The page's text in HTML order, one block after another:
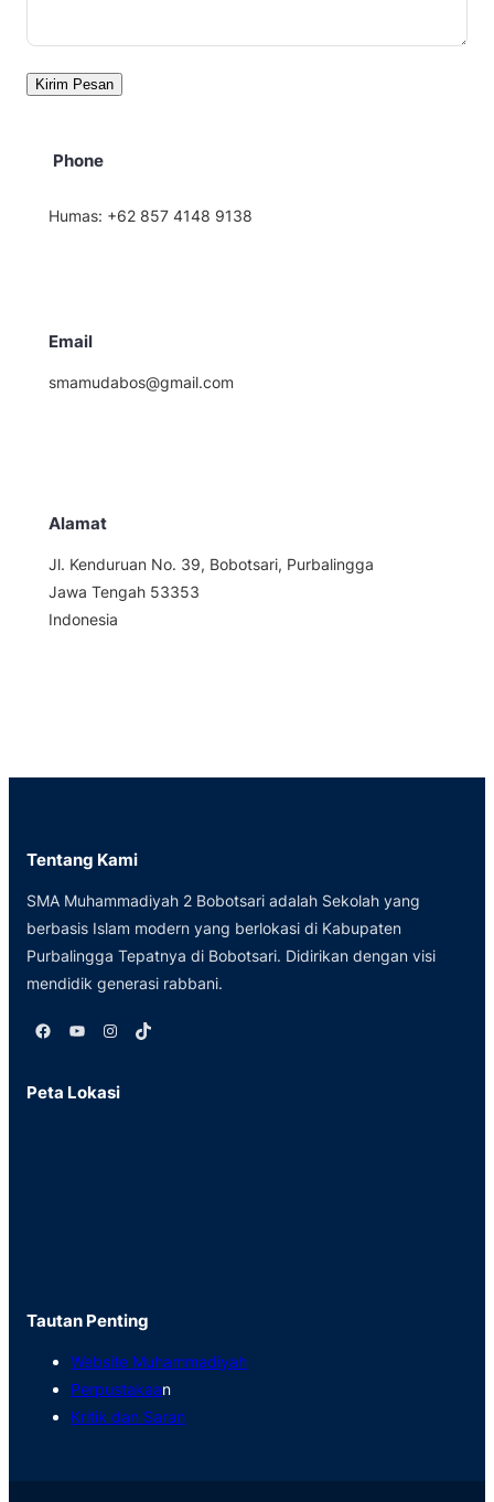
Phone
Humas: +62 857 4148 9138
Email
smamudabos@gmail.com
Alamat
Jl. Kenduruan No. 39, Bobotsari, Purbalingga
Jawa Tengah 53353
Indonesia
Tentang Kami
SMA Muhammadiyah 2 Bobotsari adalah Sekolah yang
berbasis Islam modern yang berlokasi di Kabupaten
Purbalingga Tepatnya di Bobotsari. Didirikan dengan visi
mendidik generasi rabbani.
Facebook YouTube Instagram TikTok
Peta Lokasi
Tautan Penting
Website Muhammadiyah
Perpustakaan
Kritik dan Saran